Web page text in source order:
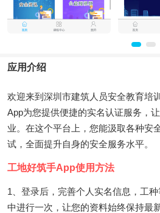
应用介绍
欢迎来到深圳市建筑人员安全教育培
App为您提供便捷的实名认证服务，
业。在这个平台上，您能汲取各种安
试，全面提升自身的安全服务水平。
工地好筑手App使用方法
1、登录后，完善个人实名信息，工
中进行一次，让您的资料始终保持最